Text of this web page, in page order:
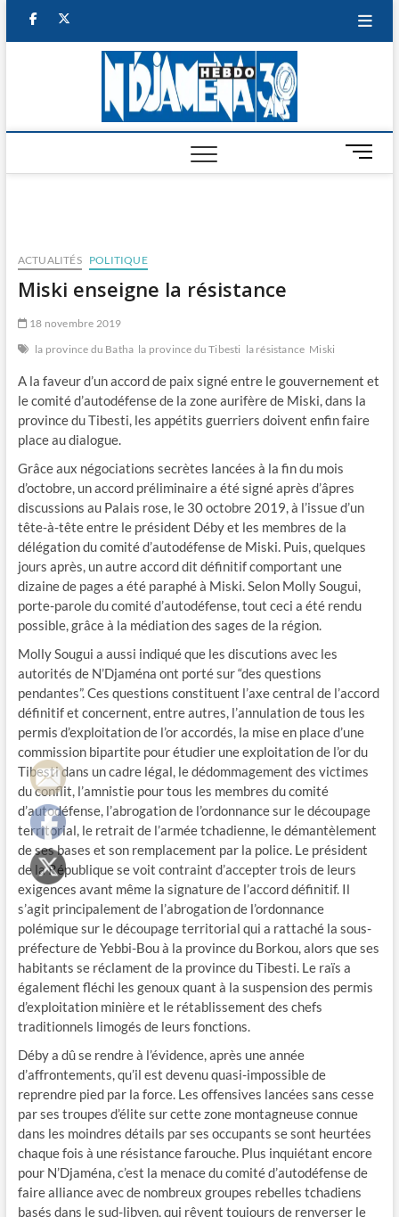
facebook
HEBDO
M
e
ACTUALITÉS POLITIQUE
Miski enseigne la résistance
18 novembre 2019
la province du Batha la province du Tibesti la résistance Miski
A la faveur d’un accord de paix signé entre le gouvernement et
le comité d’autodéfense de la zone aurifère de Miski, dans la
province du Tibesti, les appétits guerriers doivent enfin faire
place au dialogue.
Grâce aux négociations secrètes lancées à la fin du mois
d’octobre, un accord préliminaire a été signé après d’âpres
discussions au Palais rose, le 30 octobre 2019, à l’issue d’un
tête-à-tête entre le président Déby et les membres de la
délégation du comité d’autodéfense de Miski. Puis, quelques
jours après, un autre accord dit définitif comportant une
dizaine de pages a été paraphé à Miski. Selon Molly Sougui,
porte-parole du comité d’autodéfense, tout ceci a été rendu
possible, grâce à la médiation des sages de la région.
Molly Sougui a aussi indiqué que les discutions avec les
autorités de N’Djaména ont porté sur “des questions
pendantes”. Ces questions constituent l’axe central de l’accord
définitif et concernent, entre autres, l’annulation de tous les
permis d’exploitation de l’or accordés, la mise en place d’une
commission bipartite pour étudier une exploitation de l’or du
Tibesti dans un cadre légal, le dédommagement des victimes
du conflit, l’amnistie pour tous les membres du comité
d’autodéfense, l’abrogation de l’ordonnance sur le découpage
territorial, le retrait de l’armée tchadienne, le démantèlement
de ses bases et son remplacement par la police. Le président
de la République se voit contraint d’accepter trois de leurs
exigences avant même la signature de l’accord définitif. Il
s’agit principalement de l’abrogation de l’ordonnance
polémique sur le découpage territorial qui a rattaché la sous-
préfecture de Yebbi-Bou à la province du Borkou, alors que ses
habitants se réclament de la province du Tibesti. Le raïs a
également fléchi les genoux quant à la suspension des permis
d’exploitation minière et le rétablissement des chefs
traditionnels limogés de leurs fonctions.
Déby a dû se rendre à l’évidence, après une année
d’affrontements, qu’il est devenu quasi-impossible de
reprendre pied par la force. Les offensives lancées sans cesse
par ses troupes d’élite sur cette zone montagneuse connue
dans les moindres détails par ses occupants se sont heurtées
chaque fois à une résistance farouche. Plus inquiétant encore
pour N’Djaména, c’est la menace du comité d’autodéfense de
faire alliance avec de nombreux groupes rebelles tchadiens
basés dans le sud-libyen, qui rêvent toujours de renverser le